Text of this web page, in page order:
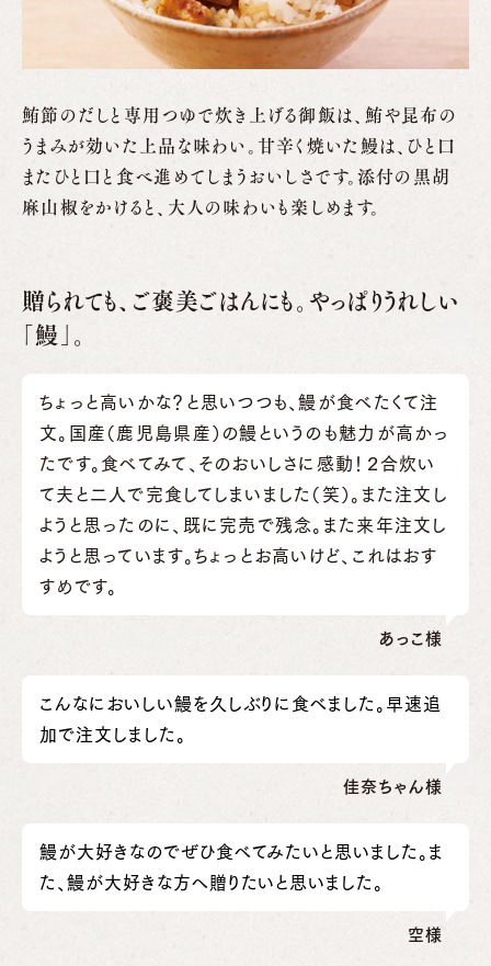
鮪節のだしと専用つゆで炊き上げる御飯は、鮪や昆布の
うまみが効いた上品な味わい。甘辛く焼いた鰻は、ひと口
またひと口と食べ進めてしまうおいしさです。添付の黒胡
麻山椒をかけると、大人の味わいも楽しめます。
贈られても、ご褒美ごはんにも。やっぱりうれしい
｢鰻｣。
ちょっと高いかな？と思いつつも、鰻が食べたくて注
文。国産（鹿児島県産）の鰻というのも魅力が高かっ
たです。食べてみて、そのおいしさに感動！２合炊い
て夫と二人で完食してしまいました（笑）。また注文し
ようと思ったのに、既に完売で残念。また来年注文し
ようと思っています。ちょっとお高いけど、これはおす
すめです。
あっこ様
こんなにおいしい鰻を久しぶりに食べました。早速追
加で注文しました。
佳奈ちゃん様
鰻が大好きなのでぜひ食べてみたいと思いました。ま
た、鰻が大好きな方へ贈りたいと思いました。
空様